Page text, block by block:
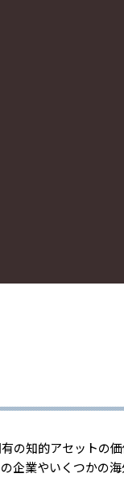
の知的アセットの
企業やいくつかの